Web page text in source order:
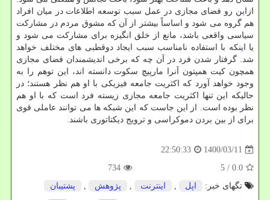
ازاین رو فضای مجازی در عمل سبب توسعه اطلاعات در میان افراد
هم گروه می شود و اساساً بیشتر از آن که مشوق مردم در مشارکت
سیاسی واقعی باشد، مانع از خلق انگیزه برای مشارکت می شود و
یا اینکه با استفاده نامناسب سبب ایجاد دوقطبی های مختلف خواهد
شد. گرفتار شدن فرد در آن چه که برخی اندیشمندان فضای مجازی
همچون کیت همپتون آنرا مارپیچ سکوت دانسته اند، این توهم را به
وجود خواهد آورد که اکثریت جامعه فیزیکی با او هم نظر هستند؛ در
حالیکه این تنها اکثریت جامعه مجازی زیسته فرد است که با او هم
نظر بوده است. از این جاست که این شبکه ها می توانند عاملی قوی
برای از بین بردن دموکراسی و ترویج دیکتاتوری باشند.
1400/03/11
22:50:33
0.0
/ 5
734
تگهای خبر:
اپل , اینترنت , پژوهش , پشتیبان